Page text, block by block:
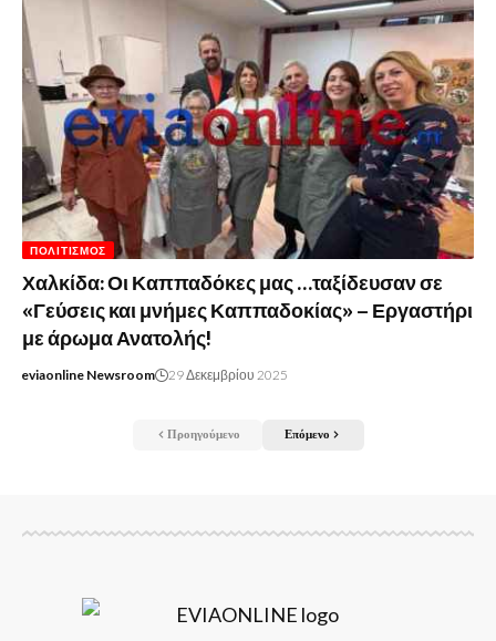
ΠΟΛΙΤΙΣΜΌΣ
Χαλκίδα: Οι Καππαδόκες μας …ταξίδευσαν σε
«Γεύσεις και μνήμες Καππαδοκίας» – Εργαστήρι
με άρωμα Ανατολής!
eviaonline Newsroom 29 Δεκεμβρίου 2025
Προηγούμενο Επόμενο